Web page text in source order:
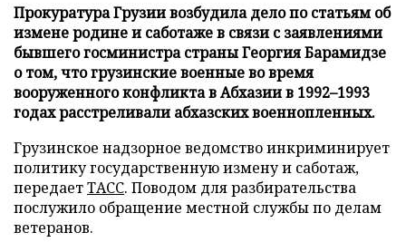
Прокуратура Грузии возбудила дело по статьям об
измене родине и саботаже в связи с заявлениями
бывшего госминистра страны Георгия Барамидзе
о том, что грузинские военные во время
вооруженного конфликта в Абхазии в 1992–1993
годах расстреливали абхазских военнопленных.
Грузинское надзорное ведомство инкриминирует
политику государственную измену и саботаж,
передаетТАСС. Поводом для разбирательства
послужило обращение местной службы по делам
ветеранов.